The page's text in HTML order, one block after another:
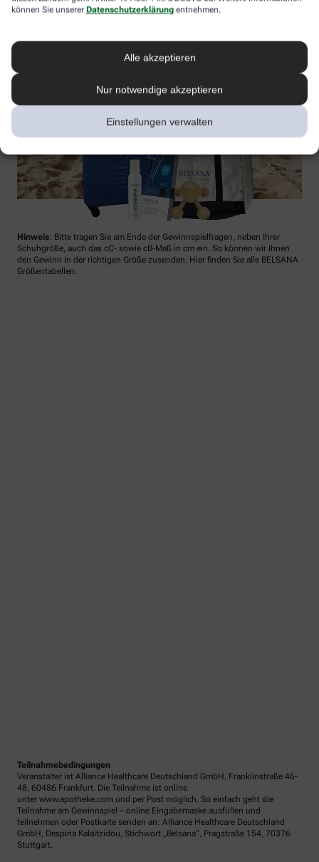
können Sie unserer Datenschutzerklärung entnehmen.
Alle akzeptieren
Nur notwendige akzeptieren
Einstellungen verwalten
Hinweis: Bitte tragen Sie am Ende der Gewinnspielfragen, neben Ihrer
Schuhgröße, auch das cC- sowie cB-Maß in cm ein. So können wir Ihnen
den Gewinn in der richtigen Größe zusenden. Hier finden Sie alle BELSANA
Größentabellen.
Teilnahmebedingungen
Veranstalter ist Alliance Healthcare Deutschland GmbH, Franklinstraße 46-
48, 60486 Frankfurt. Die Teilnahme ist online
unter www.apotheke.com und per Post möglich. So einfach geht die
Teilnahme am Gewinnspiel – online Eingabemaske ausfüllen und
teilnehmen oder Postkarte senden an: Alliance Healthcare Deutschland
GmbH, Despina Kalaitzidou, Stichwort „Belsana“, Pragstraße 154, 70376
Stuttgart.